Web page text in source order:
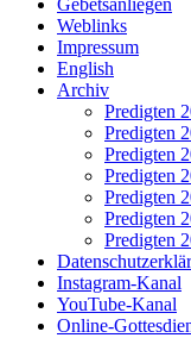
Gebetsanliegen
Weblinks
Impressum
English
Archiv
Predigten
Predigten
Predigten
Predigten
Predigten
Predigten
Predigten
Instagram-Kanal
YouTube-Kanal
Online-